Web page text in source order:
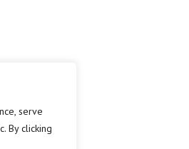
serve
By clicking